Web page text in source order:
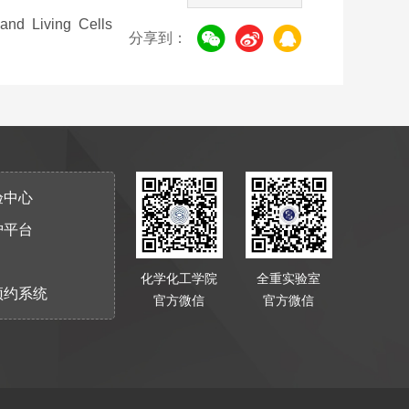
Living Cells
分享到：
中心
台
约系统
全重实验室
官方微信
化学化工学院
官方微信